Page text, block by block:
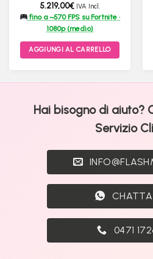
5.219,00€ IVA Incl.
fino a ~570 FPS su Fortnite ·
1080p (medio)
AGGIUNGI AL CARRELLO
Hai bisogno di aiuto?
Servizio
0471